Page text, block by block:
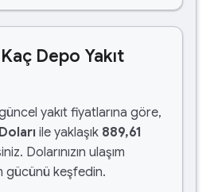
Depo Yakıt
yakıt fiyatlarına göre,
ile yaklaşık 889,61
Dolarınızın ulaşım
gücünü keşfedin.